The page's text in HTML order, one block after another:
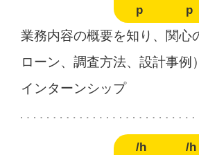
p
p
業務内容の概要を知り、関心
ローン、調査方法、設計事例
インターンシップ
/h
/h